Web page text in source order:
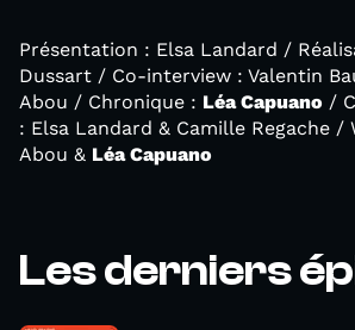
Présentation : Elsa Landard /
Dussart / Co-interview : Valentin
Abou / Chronique : Léa Capuano /
: Elsa Landard & Camille Regache /
Abou & Léa Capuano
Les derniers